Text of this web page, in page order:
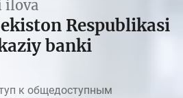
ilova
Respublikasi
banki
к общедоступным